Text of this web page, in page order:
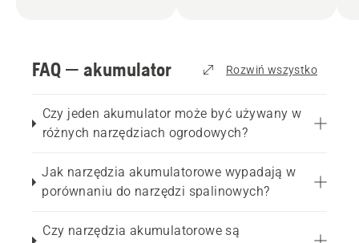
FAQ — akumulator Rozwiń wszystko
Czy jeden akumulator może być używany w
różnych narzędziach ogrodowych?
Jak narzędzia akumulatorowe wypadają w
porównaniu do narzędzi spalinowych?
Czy narzędzia akumulatorowe są